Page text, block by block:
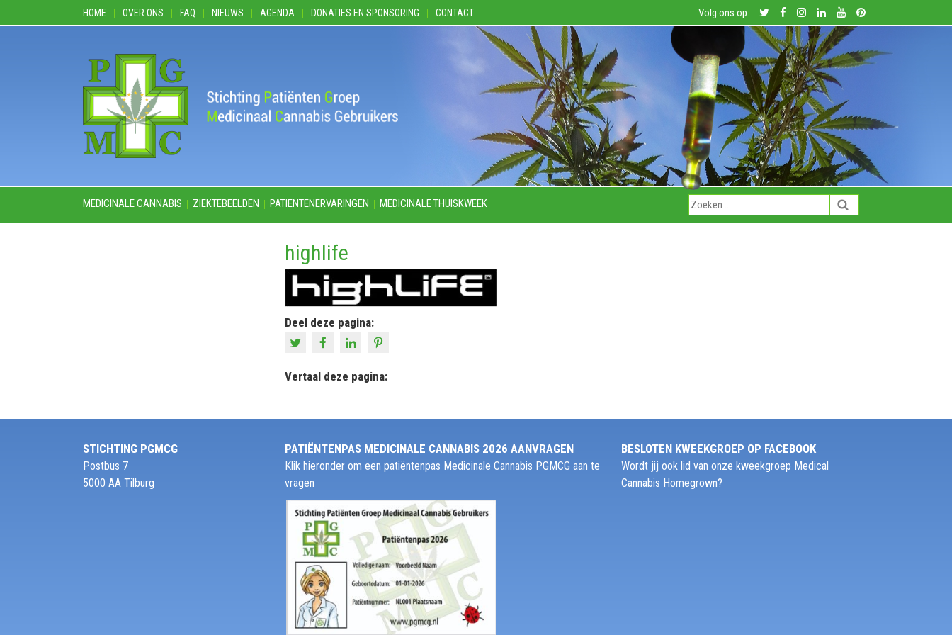
HOME OVER ONS FAQ NIEUWS AGENDA DONATIES EN SPONSORING CONTACT Volg ons op:
MEDICINALE CANNABIS ZIEKTEBEELDEN PATIENTENERVARINGEN MEDICINALE THUISKWEEK
highlife
Deel deze pagina:
Vertaal deze pagina:
STICHTING PGMCG
Postbus 7
5000 AA Tilburg
PATIËNTENPAS MEDICINALE CANNABIS 2026 AANVRAGEN
Klik hieronder om een patiëntenpas Medicinale Cannabis PGMCG aan te
vragen
BESLOTEN KWEEKGROEP OP FACEBOOK
Wordt jij ook lid van onze kweekgroep Medical
Cannabis Homegrown?